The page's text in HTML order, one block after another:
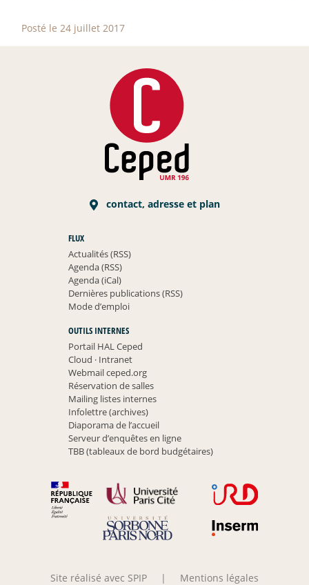
Posté le 24 juillet 2017
contact, adresse et plan
FLUX
Actualités (RSS)
Agenda (RSS)
Agenda (iCal)
Dernières publications (RSS)
Mode d’emploi
OUTILS INTERNES
Portail HAL Ceped
Cloud ·Intranet
Webmail ceped.org
Réservation de salles
Mailing listes internes
Infolettre (archives)
Diaporama de l’accueil
Serveur d’enquêtes en ligne
TBB (tableaux de bord budgétaires)
Site réalisé avec SPIP | Mentions légales